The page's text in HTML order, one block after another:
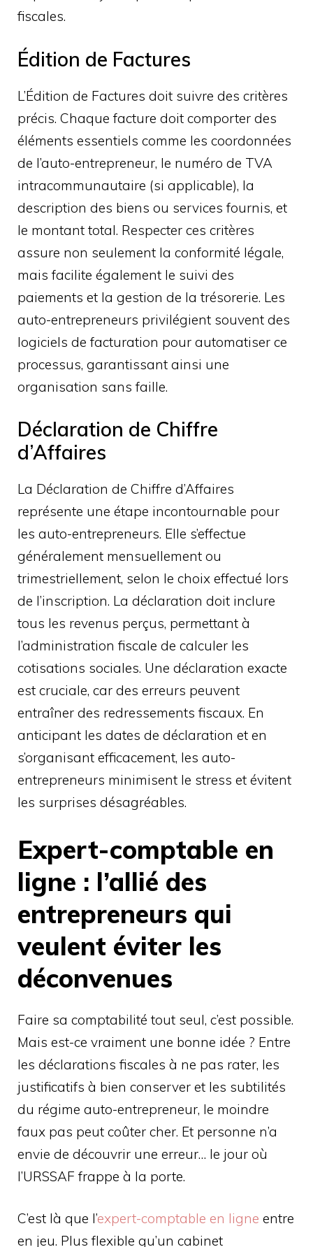
fiscales.
Édition de Factures
L’Édition de Factures doit suivre des critères
précis. Chaque facture doit comporter des
éléments essentiels comme les coordonnées
de l’auto-entrepreneur, le numéro de TVA
intracommunautaire (si applicable), la
description des biens ou services fournis, et
le montant total. Respecter ces critères
assure non seulement la conformité légale,
mais facilite également le suivi des
paiements et la gestion de la trésorerie. Les
auto-entrepreneurs privilégient souvent des
logiciels de facturation pour automatiser ce
processus, garantissant ainsi une
organisation sans faille.
Déclaration de Chiffre
d’Affaires
La Déclaration de Chiffre d’Affaires
représente une étape incontournable pour
les auto-entrepreneurs. Elle s’effectue
généralement mensuellement ou
trimestriellement, selon le choix effectué lors
de l’inscription. La déclaration doit inclure
tous les revenus perçus, permettant à
l’administration fiscale de calculer les
cotisations sociales. Une déclaration exacte
est cruciale, car des erreurs peuvent
entraîner des redressements fiscaux. En
anticipant les dates de déclaration et en
s’organisant efficacement, les auto-
entrepreneurs minimisent le stress et évitent
les surprises désagréables.
Expert-comptable en
ligne : l’allié des
entrepreneurs qui
veulent éviter les
déconvenues
Faire sa comptabilité tout seul, c’est possible.
Mais est-ce vraiment une bonne idée ? Entre
les déclarations fiscales à ne pas rater, les
justificatifs à bien conserver et les subtilités
du régime auto-entrepreneur, le moindre
faux pas peut coûter cher. Et personne n’a
envie de découvrir une erreur… le jour où
l’URSSAF frappe à la porte.
C’est là que l’expert-comptable en ligne entre
en jeu. Plus flexible qu’un cabinet